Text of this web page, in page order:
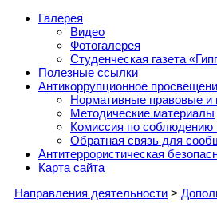
Галерея
Видео
Фотогалерея
Студенческая газета
Полезные ссылки
Антикоррупционное
Нормативные правовые и
Методические материалы
Комиссия по соблюдению
Обратная связь для
Антитеррористическая
Карта сайта
Направления деятельности >